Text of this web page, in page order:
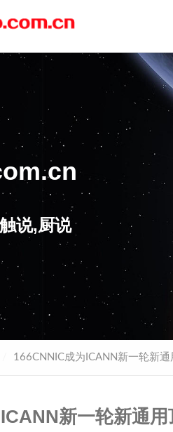
说,厨说
166CNNIC成为ICANN新一轮新
新一轮新通